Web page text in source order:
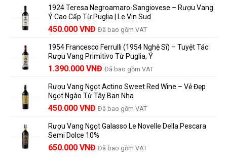
và
những
người
vang
nên
biết
Lưu
Trữ
Và
Thành
là:
858.000 VNĐ.
tại
là:
780.000 VNĐ.
1924 Teresa Negroamaro-Sangiovese – Rượu Vang
Ý Cao Cấp Từ Puglia | Le Vin Sud
Giá
là:
495.000 VNĐ.
450.000 VNĐ Giá
tại
là:
450.000 VNĐ.
Đã bao gồm VAT
1954 Francesco Ferrulli (1954 Nghệ Sĩ) – Tuyệt Tác
Rượu Vang Primitivo Từ Puglia, Ý
Giá
là:
1.529.000 VNĐ.
1.390.000 VNĐ Giá
tại
là:
1.390.000 VNĐ.
Đã bao gồm VAT
Rượu Vang Ngọt Actino Sweet Red Wine – Vẻ Đẹp
Ngọt Ngào Từ Tây Ban Nha
450.000 VNĐ Đã bao gồm VAT
Rượu Vang Ngọt Galasso Le Novelle Della Pescara
Semi Dolce 10%
650.000 VNĐ Đã bao gồm VAT